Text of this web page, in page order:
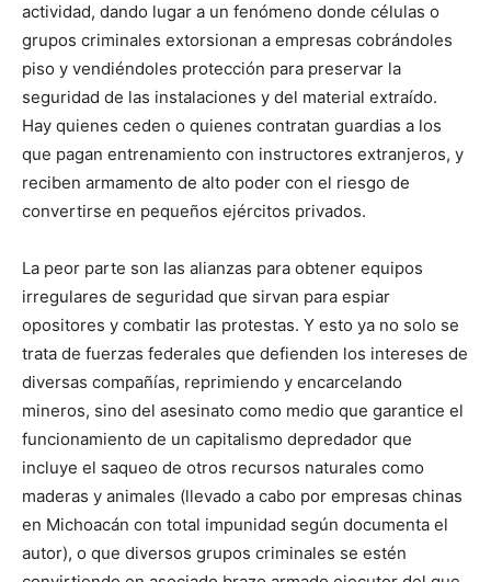
actividad, dando lugar a un fenómeno donde células o
grupos criminales extorsionan a empresas cobrándoles
piso y vendiéndoles protección para preservar la
seguridad de las instalaciones y del material extraído.
Hay quienes ceden o quienes contratan guardias a los
que pagan entrenamiento con instructores extranjeros, y
reciben armamento de alto poder con el riesgo de
convertirse en pequeños ejércitos privados.
La peor parte son las alianzas para obtener equipos
irregulares de seguridad que sirvan para espiar
opositores y combatir las protestas. Y esto ya no solo se
trata de fuerzas federales que defienden los intereses de
diversas compañías, reprimiendo y encarcelando
mineros, sino del asesinato como medio que garantice el
funcionamiento de un capitalismo depredador que
incluye el saqueo de otros recursos naturales como
maderas y animales (llevado a cabo por empresas chinas
en Michoacán con total impunidad según documenta el
autor), o que diversos grupos criminales se estén